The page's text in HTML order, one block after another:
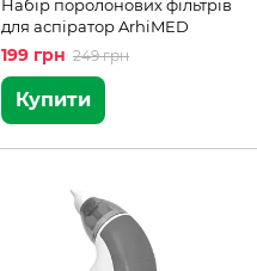
Набір поролонових фільтрів
для аспіратор ArhiMED
199 грн 249 грн
Купити